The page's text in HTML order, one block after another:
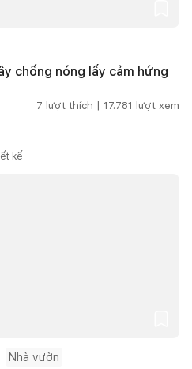
chống nóng lấy cảm hứng
7 lượt thích | 17.781 lượt xem
kế
Nhà vườn